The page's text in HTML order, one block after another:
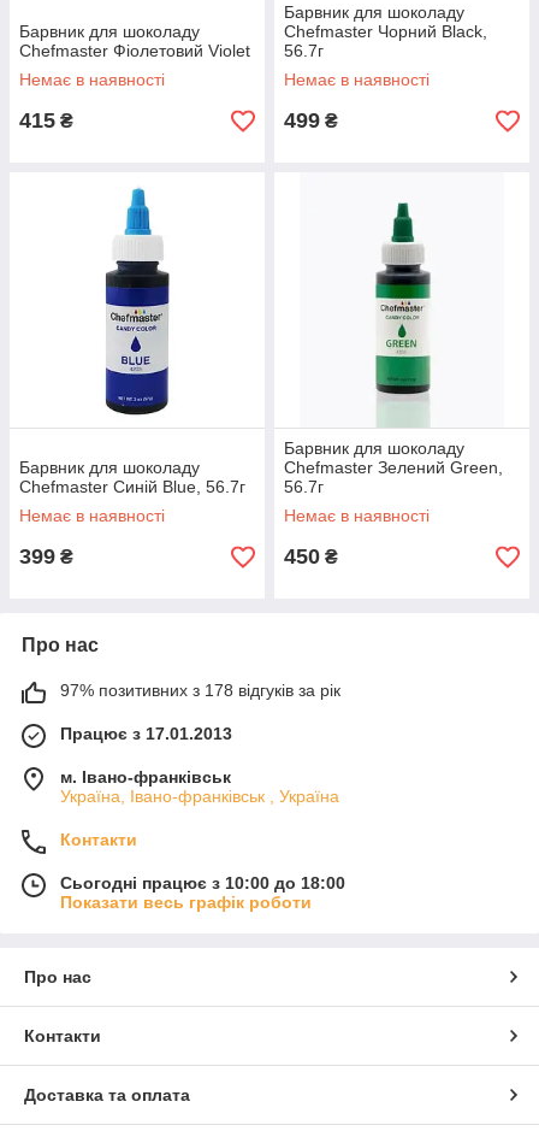
Барвник для шоколаду
Chefmaster Фіолетовий Violet
Немає в наявності
415 ₴
Барвник для шоколаду
Chefmaster Чорний Black,
56.7г
Немає в наявності
499 ₴
Барвник для шоколаду
Chefmaster Синій Blue, 56.7г
Немає в наявності
399 ₴
Барвник для шоколаду
Chefmaster Зелений Green,
56.7г
Немає в наявності
450 ₴
Про нас
97% позитивних з 178 відгуків за рік
Працює з 17.01.2013
м. Івано-франківськ
Україна, Івано-франківськ , Україна
Контакти
Сьогодні працює з 10:00 до 18:00
Показати весь графік роботи
Про нас
Контакти
Доставка та оплата